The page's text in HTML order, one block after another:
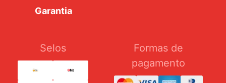
Garantia
Selos
Formas de
pagamento